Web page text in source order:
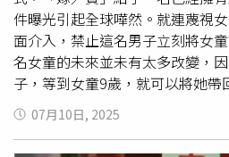
件曝光引起全球嘩然。就連蔑視
面介入，禁止這名男子立刻將女
名女童的未來並未有太多改變，
子，等到女童9歲，就可以將她帶
《Amu.tv》報導，這起事件發生在
（Helmand）的馬爾賈區（
07月10日, 2025